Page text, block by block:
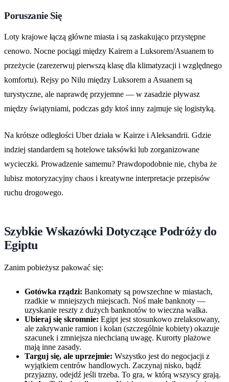
Poruszanie Się
Loty krajowe łączą główne miasta i są zaskakująco przystępne
cenowo. Nocne pociągi między Kairem a Luksorem/Asuanem to
przeżycie (zarezerwuj pierwszą klasę dla klimatyzacji i względnego
komfortu). Rejsy po Nilu między Luksorem a Asuanem są
turystyczne, ale naprawdę przyjemne — w zasadzie pływasz
między świątyniami, podczas gdy ktoś inny zajmuje się logistyką.
Na krótsze odległości Uber działa w Kairze i Aleksandrii. Gdzie
indziej standardem są hotelowe taksówki lub zorganizowane
wycieczki. Prowadzenie samemu? Prawdopodobnie nie, chyba że
lubisz motoryzacyjny chaos i kreatywne interpretacje przepisów
ruchu drogowego.
Szybkie Wskazówki Dotyczące Podróży do
Egiptu
Zanim pobieżysz pakować się:
Gotówka rządzi: Bankomaty są powszechne w miastach,
rzadkie w mniejszych miejscach. Noś małe banknoty —
uzyskanie reszty z dużych banknotów to wieczna walka.
Ubieraj się skromnie: Egipt jest stosunkowo zrelaksowany,
ale zakrywanie ramion i kolan (szczególnie kobiety) okazuje
szacunek i zmniejsza niechcianą uwagę. Kurorty plażowe
mają inne zasady.
Targuj się, ale uprzejmie: Wszystko jest do negocjacji z
wyjątkiem centrów handlowych. Zaczynaj nisko, bądź
przyjazny, odejdź jeśli trzeba. To gra, w którą wszyscy grają.